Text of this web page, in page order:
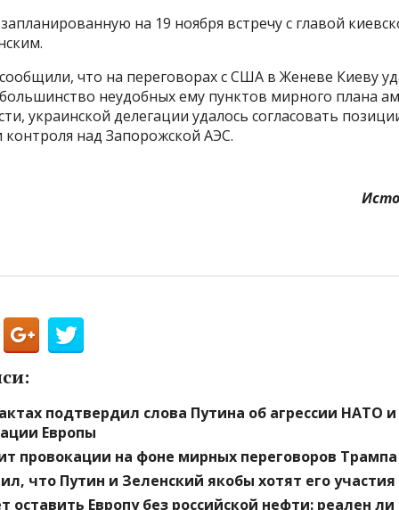
на 19 ноября встречу с главой
что на переговорах с США в Женеве Киеву
неудобных ему пунктов мирного плана
украинской делегации удалось согласовать
контроля над Запорожской АЭС.
подтвердил слова Путина об агрессии НАТО и
Европы
провокации на фоне мирных переговоров
что Путин и Зеленский якобы хотят его участия
оставить Европу без российской нефти: реален ли